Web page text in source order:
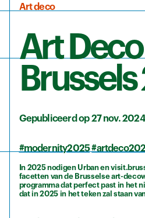
Art deco
Art Deco
Gepubliceerd op 27 nov. 2024
#modernity2025
In 2025 nodigen Urban en
facetten van de Brusselse art-
programma dat perfect past in het
dat in 2025 in het teken zal staan